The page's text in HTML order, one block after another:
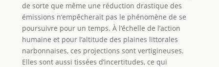
de sorte que même une réduction drastique des
émissions n’empêcherait pas le phénomène de se
poursuivre pour un temps. À l’échelle de l’action
humaine et pour l’altitude des plaines littorales
narbonnaises, ces projections sont vertigineuses.
Elles sont aussi tissées d’incertitudes, ce qui